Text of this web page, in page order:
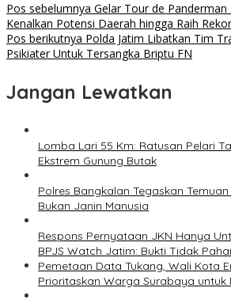
Pos sebelumnya Gelar Tour de Panderman
Kenalkan Potensi Daerah hingga Raih
Pos berikutnya Polda Jatim Libatkan Tim
Psikiater Untuk Tersangka Briptu FN
Jangan Lewatkan
Lomba Lari 55 Km: Ratusan Pelari
Ekstrem Gunung Butak
Polres Bangkalan Tegaskan
Bukan Janin Manusia
Respons Pernyataan JKN Hanya
BPJS Watch Jatim: Bukti Tidak
Pemetaan Data Tukang, Wali Kota
Prioritaskan Warga Surabaya untuk